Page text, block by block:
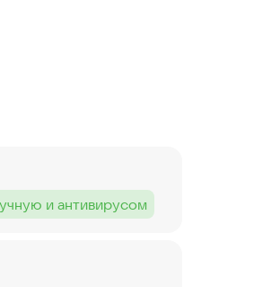
и антивирусом